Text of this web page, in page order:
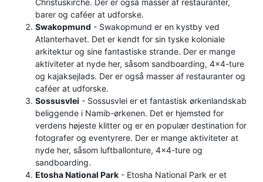
Christuskirche. Der er også masser af restauranter,
barer og caféer at udforske.
Swakopmund - Swakopmund er en kystby ved
Atlanterhavet. Det er kendt for sin tyske koloniale
arkitektur og sine fantastiske strande. Der er mange
aktiviteter at nyde her, såsom sandboarding, 4x4-ture
og kajaksejlads. Der er også masser af restauranter og
caféer at udforske.
Sossusvlei - Sossusvlei er et fantastisk ørkenlandskab
beliggende i Namib-ørkenen. Det er hjemsted for
verdens højeste klitter og er en populær destination for
fotografer og eventyrere. Der er mange aktiviteter at
nyde her, såsom luftballonture, 4x4-ture og
sandboarding.
Etosha National Park - Etosha National Park er et